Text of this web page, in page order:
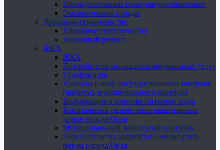
Природоохранная прокуратура разъясняет
Экологические отряды
Дорожное строительство
Дорожное строительство
Дорожный ремонт
ЖКХ
ЖКХ
Потребителю жилищно-коммунальных услуг
Газификация
Доклады о виде государственного контроля
(надзора), муниципального контроля
Информация о качестве питьевой воды
Капитальный ремонт многоквартирных
домов города Орла
Муниципальный жилищный контроль
Переселение из аварийного жилищного
фонда города Орла